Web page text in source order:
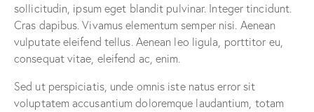
sollicitudin, ipsum eget blandit pulvinar. Integer tincidunt.
Cras dapibus. Vivamus elementum semper nisi. Aenean
vulputate eleifend tellus. Aenean leo ligula, porttitor eu,
consequat vitae, eleifend ac, enim.
Sed ut perspiciatis, unde omnis iste natus error sit
voluptatem accusantium doloremque laudantium, totam